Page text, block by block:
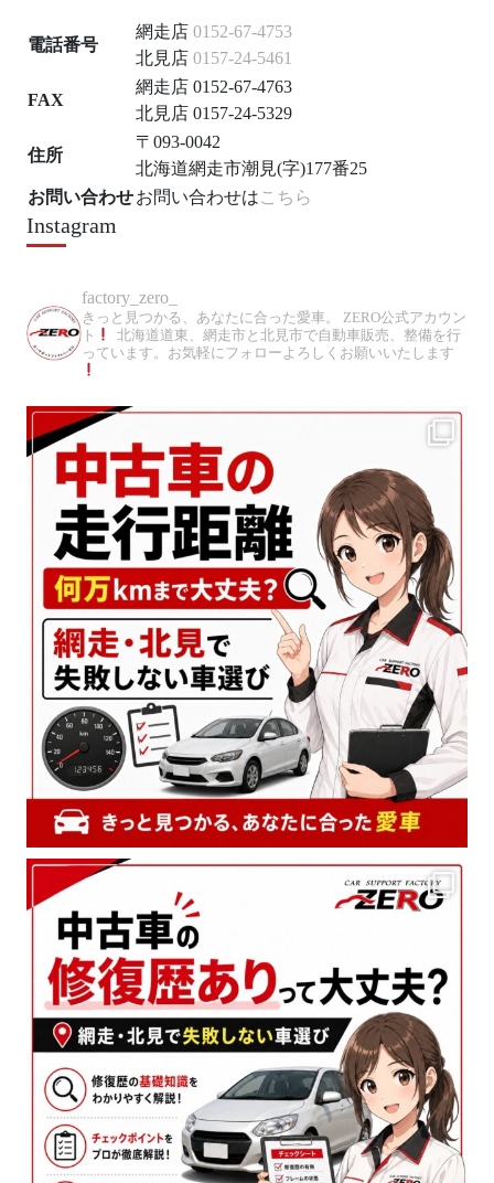
電話番号
網走店 0152-67-4753
北見店 0157-24-5461
FAX
網走店 0152-67-4763
北見店 0157-24-5329
住所
〒093-0042
北海道網走市潮見(字)177番25
お問い合わせお問い合わせはこちら
Instagram
factory_zero_
きっと見つかる、あなたに合った愛車。
ZERO公式アカウン
ト
北海道道東、網走市と北見市で自動車販売、整備を行
っています。お気軽にフォローよろしくお願いいたします